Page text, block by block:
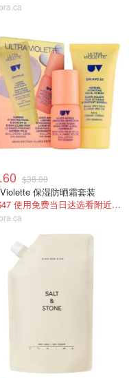
$38.00
保湿防晒霜套装
价值$47 使用免费当日达选看附近库存